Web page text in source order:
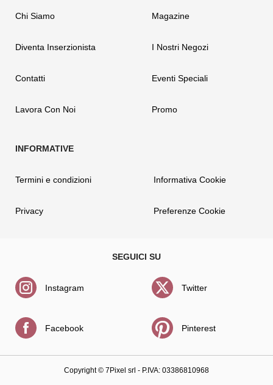
Chi Siamo
Diventa Inserzionista
Contatti
Lavora Con Noi
Magazine
I Nostri Negozi
Eventi Speciali
Promo
Termini e condizioni
Privacy
Informativa Cookie
Preferenze Cookie
Instagram
Facebook
Twitter
Pinterest
Copyright © 7Pixel srl - P.IVA: 03386810968